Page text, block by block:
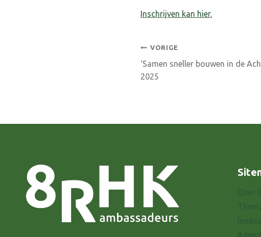
Inschrijven kan hier.
Bericht
navigatie
VORIGE
‘Samen sneller bouwen in de
2025